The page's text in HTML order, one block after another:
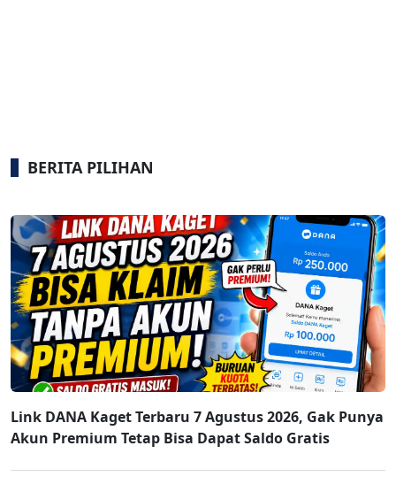
BERITA PILIHAN
Link DANA Kaget Terbaru 7 Agustus 2026, Gak Punya
Akun Premium Tetap Bisa Dapat Saldo Gratis